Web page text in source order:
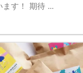
ます！ 期待 ...